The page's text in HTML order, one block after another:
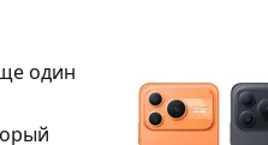
один